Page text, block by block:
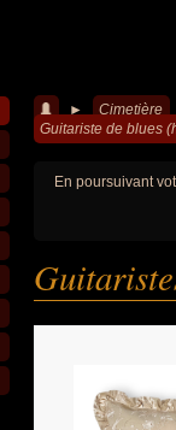
► Cimetière
Guitariste de blues
En poursuivant